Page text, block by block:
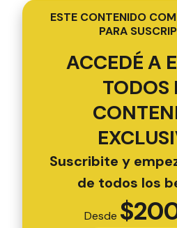
ESTE CONTENIDO
PARA
ACCEDÉ A
TODOS
Suscribite y
de todos los
Desde $